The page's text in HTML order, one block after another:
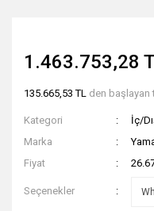
1.463.753,28
135.665,53 TL den başlayan
Kategori
İç/
Marka
Fiyat
Seçenekler